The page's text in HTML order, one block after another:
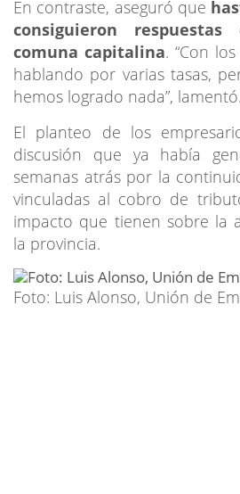
En contraste, aseguró que
consiguieron
comuna capitalina. “Con
hablando por varias tasas,
hemos logrado nada”, lamentó.
El planteo de los
discusión que ya había
semanas atrás por la
vinculadas al cobro de
impacto que tienen sobre la
la provincia.
Foto: Luis Alonso, Unión de